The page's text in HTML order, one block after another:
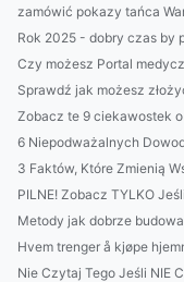
zamówić pokazy tańca
Rok 2025 - dobry czas by
Czy możesz Portal
Sprawdź jak możesz
Zobacz te 9 ciekawostek
6 Niepodważalnych
3 Faktów, Które Zmienią
PILNE! Zobacz TYLKO
Metody jak dobrze
Hvem trenger å kjøpe
Nie Czytaj Tego Jeśli NIE